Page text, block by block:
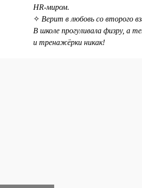
HR-миром.
✧ Верит в любовь со второго
В школе прогуливала физру, а
и тренажёрки никак!